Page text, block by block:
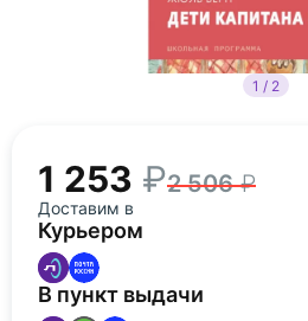
1 / 2
1 253 2 506
Доставим в
Курьером
В пункт выдачи